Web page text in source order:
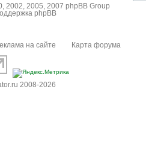
2002, 2005, 2007 phpBB Group
phpBB
на сайте Карта форума
2008-2026